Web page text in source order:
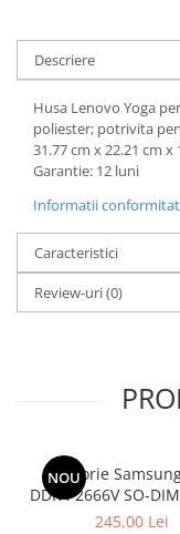
Componente All-in-One
Monitoare
Monitoare NOI
Monitoare
Monitoare Renew
Monitoare Second-
Servere
Hard Disk-uri SERVER
Accesorii server
Carcase server
Procesoare server
Sisteme server
Stabilizatoare de
Descriere
Husa Lenovo Yoga
poliester; potrivita
31.77 cm x 22.21 cm
Garantie: 12 luni
Informatii
Caracteristici
Review-uri(0)
NOU
Memorie
DDR4 2666V SO-
245,00 Lei